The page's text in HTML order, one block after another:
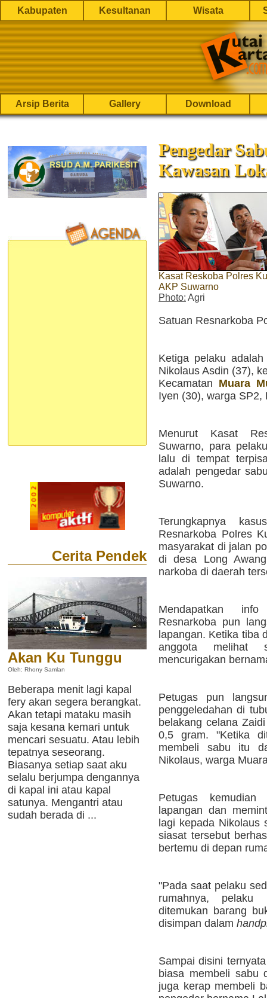
Kabupaten Kesultanan Wisata
Arsip Berita Gallery Download
Cerita Pendek
Akan Ku Tunggu
Oleh: Rhony Samlan
Beberapa menit lagi kapal
fery akan segera berangkat.
Akan tetapi mataku masih
saja kesana kemari untuk
mencari sesuatu. Atau lebih
tepatnya seseorang.
Biasanya setiap saat aku
selalu berjumpa dengannya
di kapal ini atau kapal
satunya. Mengantri atau
sudah berada di ...
Pengedar
Kawasan
Kasat Reskoba Polres
AKP Suwarno
Photo: Agri
Satuan Resnarkoba
Ketiga pelaku
Nikolaus Asdin (37),
Kecamatan Muara
Iyen (30), warga
Menurut Kasat
Suwarno, para
lalu di tempat
adalah pengedar
Suwarno.
Terungkapnya
Resnarkoba Polres
masyarakat di jalan
di desa Long
narkoba di daerah
Mendapatkan
Resnarkoba pun
lapangan. Ketika tiba
anggota melihat
mencurigakan
Petugas pun
penggeledahan di
belakang celana
0,5 gram. "Ketika
membeli sabu itu
Nikolaus, warga
Petugas kemudian
lapangan dan
lagi kepada Nikolaus
siasat tersebut
bertemu di depan
"Pada saat pelaku
rumahnya,
ditemukan barang
disimpan dalam
Sampai disini
biasa membeli sabu
juga kerap membeli